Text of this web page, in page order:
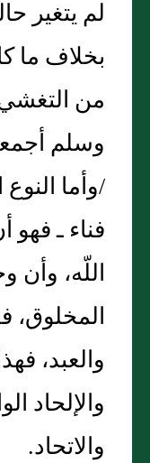
لم يتغير
بخلاف
من
وسلم
/وأما
فناء ـ فهو
اللّه، وأن
المخلوق،
والعبد،
والإلحاد
والاتحاد‏.‏